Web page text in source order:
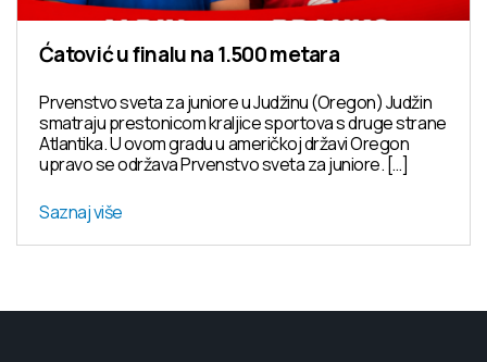
Ćatović u finalu na 1.500 metara
Prvenstvo sveta za juniore u Judžinu (Oregon) Judžin
smatraju prestonicom kraljice sportova s druge strane
Atlantika. U ovom gradu u američkoj državi Oregon
upravo se održava Prvenstvo sveta za juniore. […]
Saznaj više